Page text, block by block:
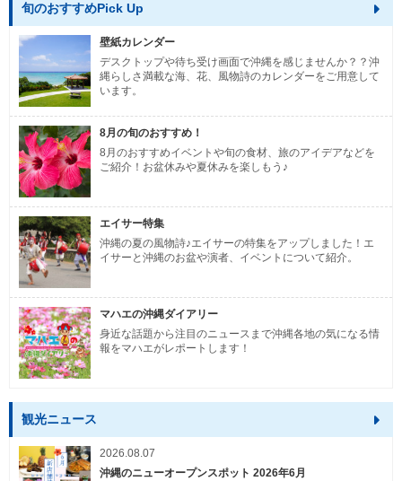
旬のおすすめPick Up
壁紙カレンダー
デスクトップや待ち受け画面で沖縄を感じませんか？？沖
縄らしさ満載な海、花、風物詩のカレンダーをご用意して
います。
8月の旬のおすすめ！
8月のおすすめイベントや旬の食材、旅のアイデアなどを
ご紹介！お盆休みや夏休みを楽しもう♪
エイサー特集
沖縄の夏の風物詩♪エイサーの特集をアップしました！エ
イサーと沖縄のお盆や演者、イベントについて紹介。
マハエの沖縄ダイアリー
身近な話題から注目のニュースまで沖縄各地の気になる情
報をマハエがレポートします！
観光ニュース
2026.08.07
沖縄のニューオープンスポット 2026年6月